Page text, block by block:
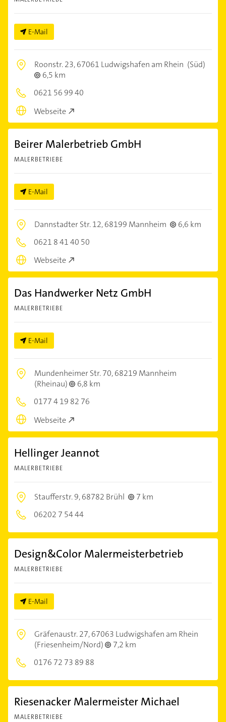
E-Mail
Roonstr. 23,67061 Ludwigshafen am Rhein (Süd)
6,5 km
0621 56 99 40
Webseite
Beirer Malerbetrieb GmbH
MALERBETRIEBE
E-Mail
Dannstadter Str. 12,68199 Mannheim
6,6 km
0621 8 41 40 50
Webseite
Das Handwerker Netz GmbH
MALERBETRIEBE
E-Mail
Mundenheimer Str. 70,68219 Mannheim
(Rheinau)
6,8 km
0177 4 19 82 76
Webseite
Hellinger Jeannot
MALERBETRIEBE
Staufferstr. 9,68782 Brühl
7 km
06202 7 54 44
Design&Color Malermeisterbetrieb
MALERBETRIEBE
E-Mail
Gräfenaustr. 27,67063 Ludwigshafen am Rhein
(Friesenheim/Nord)
7,2 km
0176 72 73 89 88
Riesenacker Malermeister Michael
MALERBETRIEBE